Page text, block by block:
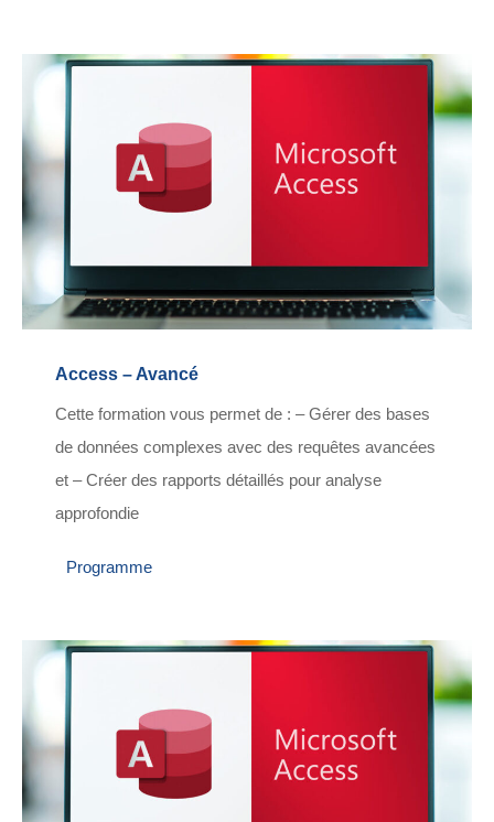
Access – Avancé
Cette formation vous permet de : – Gérer des bases
de données complexes avec des requêtes avancées
et – Créer des rapports détaillés pour analyse
approfondie
Programme